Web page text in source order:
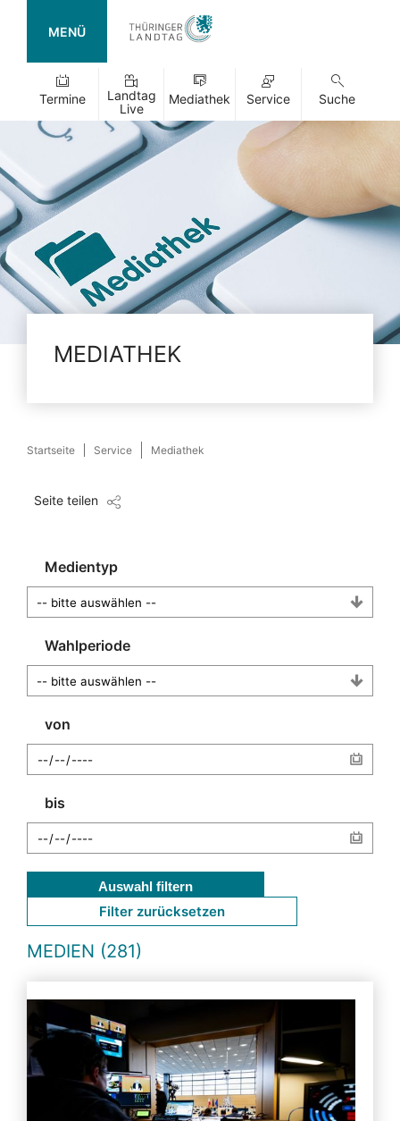
MENÜ
Termine
Landtag
Live
Mediathek Service Suche
MEDIATHEK
Startseite Service Mediathek
Seite teilen
Medientyp
Wahlperiode
von
bis
Auswahl filtern
Filter zurücksetzen
MEDIEN (281)